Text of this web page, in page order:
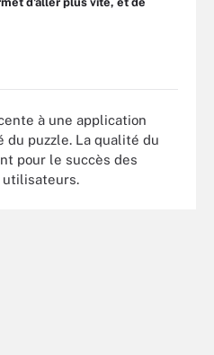
à une application
du puzzle. La qualité du
pour le succès des
utilisateurs.